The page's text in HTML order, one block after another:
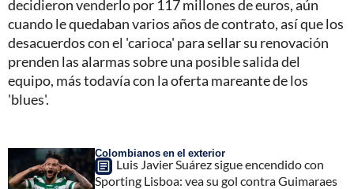
decidieron venderlo por 117 millones de euros, aún
cuando le quedaban varios años de contrato, así que los
desacuerdos con el 'carioca' para sellar su renovación
prenden las alarmas sobre una posible salida del
equipo, más todavía con la oferta mareante de los
'blues'.
Colombianos en el exterior
Luis Javier Suárez sigue encendido con
Sporting Lisboa: vea su gol contra Guimaraes